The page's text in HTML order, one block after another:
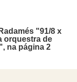
"91/8 x
orquestra de
na página 2